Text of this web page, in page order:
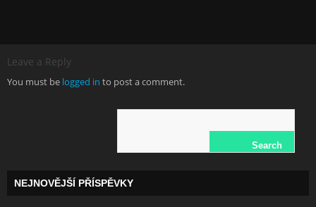
Leave a Reply
You must be logged in to post a comment.
NEJNOVĚJŠÍ PŘÍSPĚVKY